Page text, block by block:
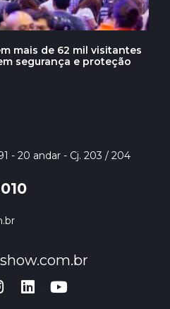
mais de 62 mil visitantes
segurança e proteção
- 20 andar - Cj. 203 / 204